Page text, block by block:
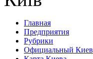
Главная
Предприятия
Рубрики
Официальный Киев